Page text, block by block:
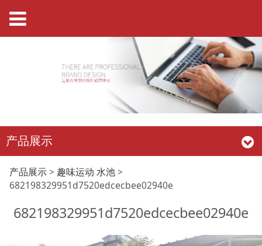
产品展示
产品展示> 趣味运动 水池>
682198329951d7520edcecbee02940e
682198329951d7520edcecbee02940e